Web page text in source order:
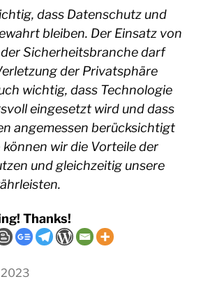
dass Datenschutz und
bleiben. Der Einsatz von
Sicherheitsbranche darf
der Privatsphäre
wichtig, dass Technologie
eingesetzt wird und dass
angemessen berücksichtigt
können wir die Vorteile der
und gleichzeitig unsere
Thanks!